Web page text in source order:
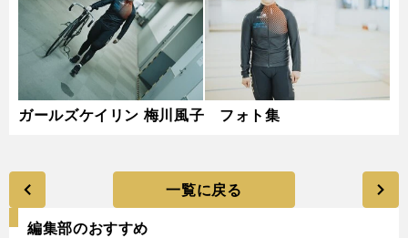
ガールズケイリン 梅川風子 フォト集
一覧に戻る
編集部のおすすめ